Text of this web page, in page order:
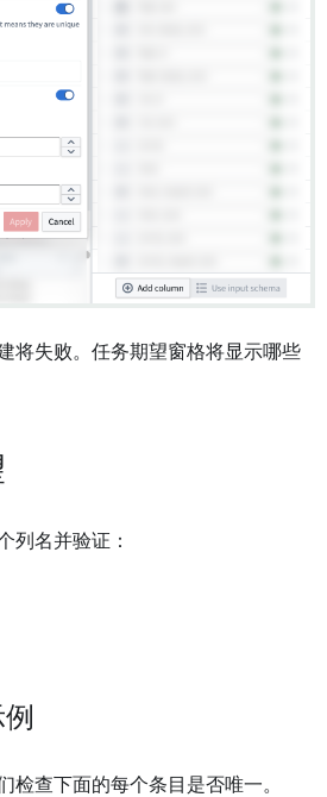
将失败。任务期望窗格将显示哪些
列名并验证：
检查下面的每个条目是否唯一。